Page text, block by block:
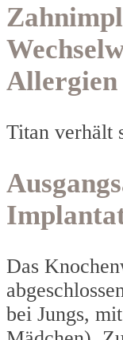
Allergien
Titan verhält
Das
bei Jungs,